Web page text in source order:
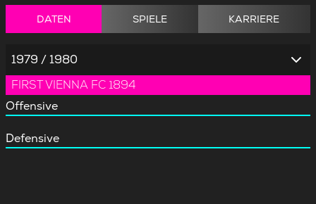
DATEN SPIELE KARRIERE
1979 / 1980
FIRST VIENNA FC 1894
Offensive
Defensive